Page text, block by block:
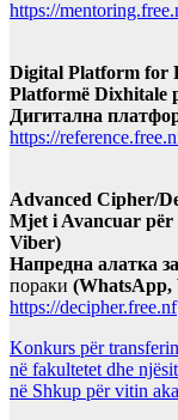
https://
Digital Platform for
Platformë Dixhitale
Дигитална
https://
Advanced Cipher/
Mjet i Avancuar për
Viber)
Напредна алатка
пораки (WhatsApp,
https://decipher.free.nf
Konkurs për
në fakultetet dhe
në Shkup për vitin